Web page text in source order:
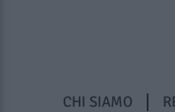
CHI SIAMO